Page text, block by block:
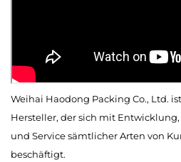
Weihai Haodong Packing Co., Ltd.
Hersteller, der sich mit
und Service sämtlicher Arten von
beschäftigt.